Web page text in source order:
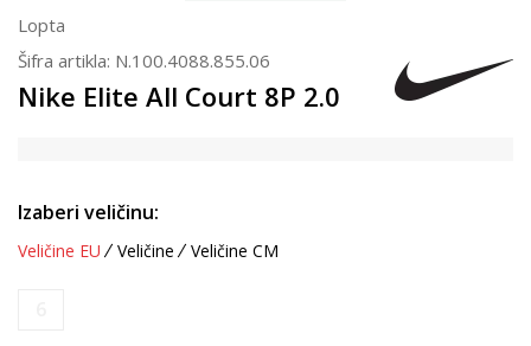
Lopta
Šifra artikla: N.100.4088.855.06
Nike Elite All Court 8P 2.0
Izaberi veličinu:
Veličine EU Veličine Veličine CM